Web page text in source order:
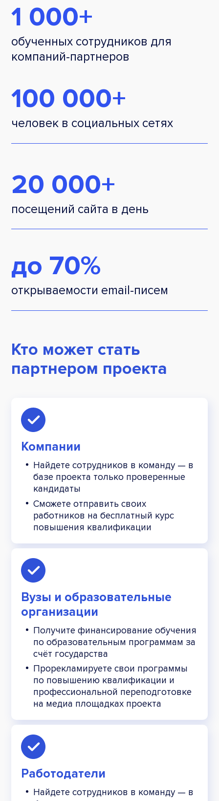
1 000+
обученных сотрудников для
компаний-партнеров
100 000+
человек в социальных сетях
20 000+
посещений сайта в день
до 70%
открываемости email-писем
Кто может стать
партнером проекта
Компании
Найдете сотрудников в команду — в
базе проекта только проверенные
кандидаты
Сможете отправить своих
работников на бесплатный курс
повышения квалификации
Вузы и образовательные
организации
Получите финансирование обучения
по образовательным программам за
счёт государства
Прорекламируете свои программы
по повышению квалификации и
профессиональной переподготовке
на медиа площадках проекта
Работодатели
Найдете сотрудников в команду — в